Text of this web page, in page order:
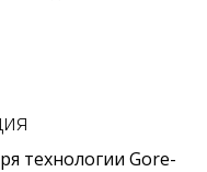
технологии Gore-